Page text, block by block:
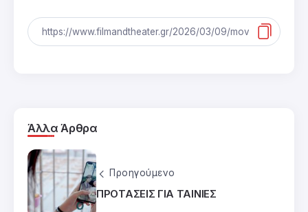
Άλλα Άρθρα
Προηγούμενο
ΠΡΟΤΑΣΕΙΣ ΓΙΑ ΤΑΙΝΙΕΣ